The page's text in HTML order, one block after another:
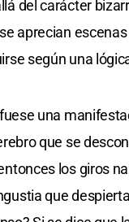
del carácter
aprecian
según una
una
que se
los giros
que